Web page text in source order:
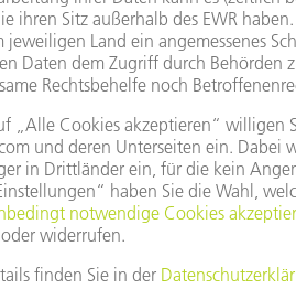
Was ist das
Abteilung innerhalb der
stehen bleibt. Das führt dazu,
Außerdem gibt es unglaublich
Was muss